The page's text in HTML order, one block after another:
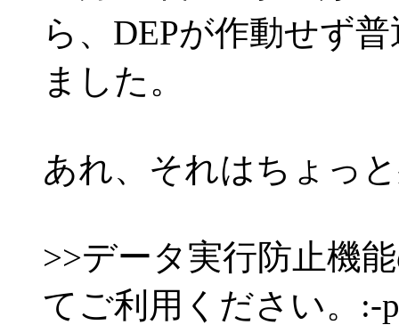
ら、DEPが作動せず
ました。
あれ、それはちょっ
>>データ実行防止機
てご利用ください。:-p